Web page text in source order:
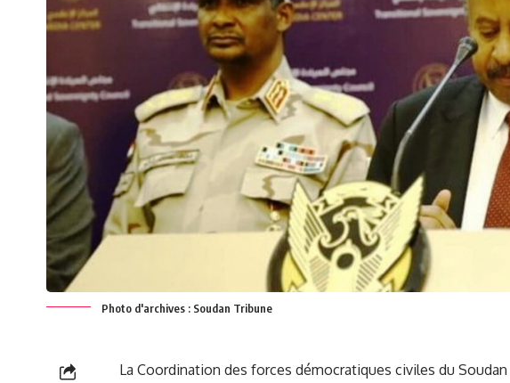
Photo d'archives : Soudan Tribune
​ La Coordination ⁣des forces démocratiques civiles du Soudan